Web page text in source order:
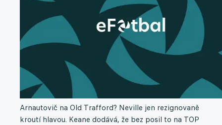
Arnautovič na Old Trafford? Neville jen rezignovaně
kroutí hlavou. Keane dodává, že bez posil to na TOP